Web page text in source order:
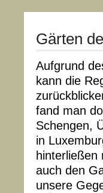
Gärten
Aufgrund
kann die
fand man
Schengen,
in
auch den
unsere